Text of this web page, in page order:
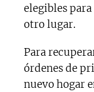
elegibles
otro lugar.
Para
órdenes de
nuevo hogar